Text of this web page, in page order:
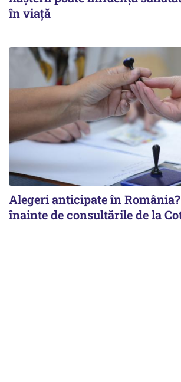
în viață
Alegeri anticipate în
înainte de consultările de la